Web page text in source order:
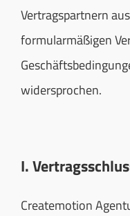
Vertragspartnern
formularmäßigen
widersprochen.
I.
Createmotion